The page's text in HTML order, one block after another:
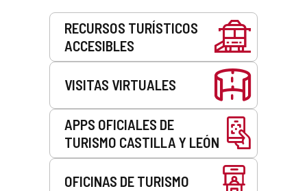
RECURSOS TURÍSTICOS
ACCESIBLES
VISITAS VIRTUALES
APPS OFICIALES DE
TURISMO CASTILLA Y LEÓN
OFICINAS DE TURISMO